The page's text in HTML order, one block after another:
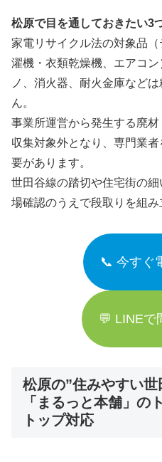
松原で目を通しておきたい3
家電リサイクル法の対象品
濯機・衣類乾燥機、エアコ
ノ、消火器、耐火金庫など
ん。
事業所運営から発生する廃
収集対象外となり、専門業
要があります。
世田谷線の踏切や住宅街の
場確認のうえで段取りを組み
📞 今すぐ
💬 LINEで
松原の”住みやすい世
「まるっと本舗」の
トップ対応